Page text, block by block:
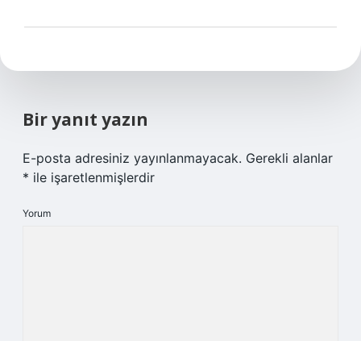
Bir yanıt yazın
E-posta adresiniz yayınlanmayacak. Gerekli alanlar
* ile işaretlenmişlerdir
Yorum